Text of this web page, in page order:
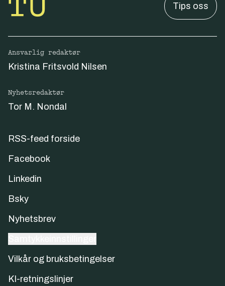
Tips oss
Ansvarlig redaktør
Kristina Fritsvold Nilsen
Nyhetsredaktør
Tor M. Nondal
RSS-feed forside
Facebook
Linkedin
Bsky
Nyhetsbrev
Vilkår og bruksbetingelser
KI-retningslinjer